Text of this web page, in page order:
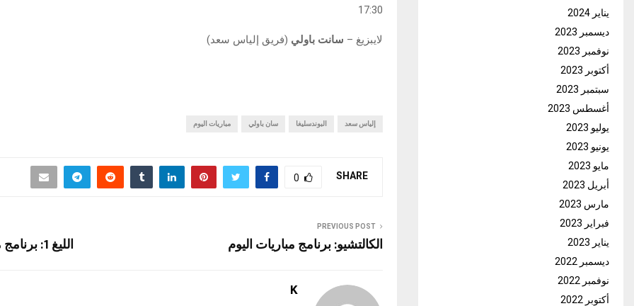
17:30
لايبزيغ – سانت باولي (فريق إلياس سعد)
إلياس سعد البوندسليغا سان باولي مباريات اليوم
SHARE
0
PREVIOUS POST
الكالتشيو: برنامج مباريات اليوم الليغ 1: برنامج مباريات اليوم
K
يناير 2024
ديسمبر 2023
نوفمبر 2023
أكتوبر 2023
سبتمبر 2023
أغسطس 2023
يوليو 2023
يونيو 2023
مايو 2023
أبريل 2023
مارس 2023
فبراير 2023
يناير 2023
ديسمبر 2022
نوفمبر 2022
أكتوبر 2022